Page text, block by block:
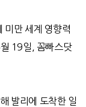
미만 세계 영향력
월 19일, 꼼빠스닷
발리에 도착한 일